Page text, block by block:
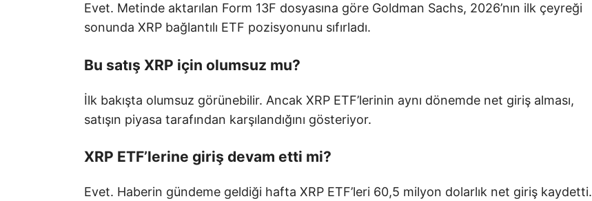
Evet. Metinde aktarılan Form 13F dosyasına göre Goldman Sachs, 2026’nın ilk çeyreği
sonunda XRP bağlantılı ETF pozisyonunu sıfırladı.
Bu satış XRP için olumsuz mu?
İlk bakışta olumsuz görünebilir. Ancak XRP ETF’lerinin aynı dönemde net giriş alması,
satışın piyasa tarafından karşılandığını gösteriyor.
XRP ETF’lerine giriş devam etti mi?
Evet. Haberin gündeme geldiği hafta XRP ETF’leri 60,5 milyon dolarlık net giriş kaydetti.